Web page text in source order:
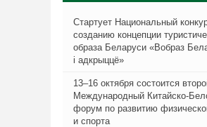
Стартует Национальный
созданию концепции
образа Беларуси «Вобраз
i адкрыццё»
13–16 октября состоится
Международный Китайско-
форум по развитию
и спорта